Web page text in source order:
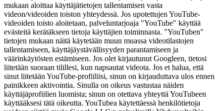
mukaan aloittaa käyttäjätietojen tallentamisen vasta
videon/videoiden toiston yhteydessä. Jos upotettujen YouTube-
videoiden toisto aloitetaan, palveluntarjoaja "YouTube" käyttää
evästeitä kerätäkseen tietoja käyttäjien toiminnasta. "YouTuben"
tietojen mukaan näitä käytetään muun muassa videotilastojen
tallentamiseen, käyttäjäystävällisyyden parantamiseen ja
väärinkäytösten estämiseen. Jos olet kirjautunut Googleen, tietosi
liitetään suoraan tilillesi, kun napsautat videota. Jos et halua, että
sinut liitetään YouTube-profiiliisi, sinun on kirjauduttava ulos ennen
painikkeen aktivointia. Sinulla on oikeus vastustaa näiden
käyttäjäprofiilien luomista; sinun on otettava yhteyttä YouTubeen
käyttääksesi tätä oikeutta. YouTubea käytettäessä henkilötietoja